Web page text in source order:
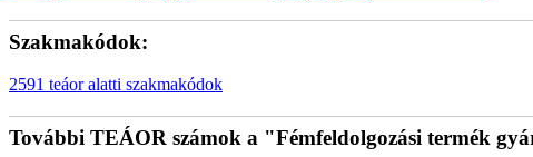
Szakmakódok:
2591 teáor alatti szakmakódok
További TEÁOR számok a "Fémfeldolgozási termék